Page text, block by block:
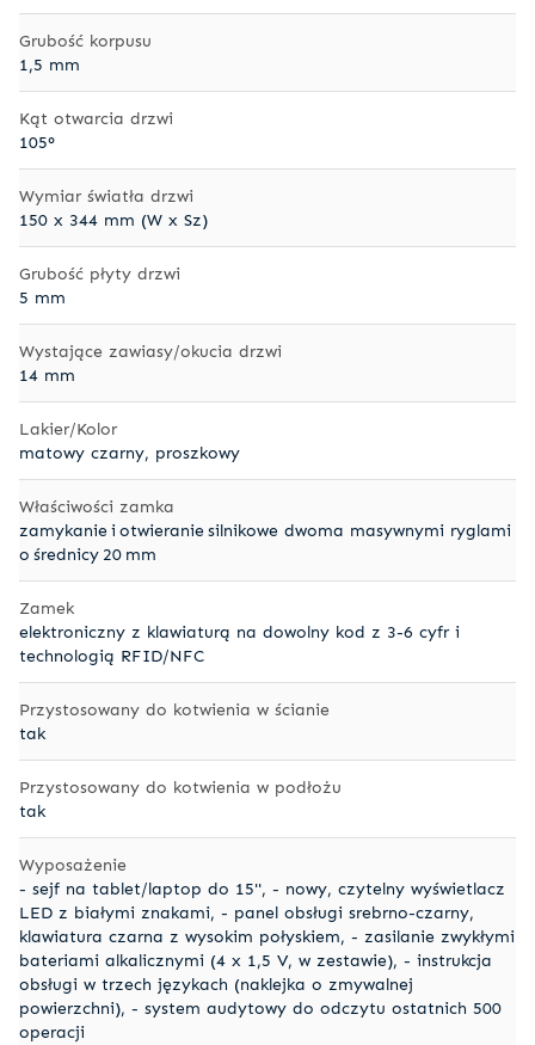
Grubość korpusu
1,5 mm
Kąt otwarcia drzwi
105°
Wymiar światła drzwi
150 x 344 mm (W x Sz)
Grubość płyty drzwi
5 mm
Wystające zawiasy/okucia drzwi
14 mm
Lakier/Kolor
matowy czarny, proszkowy
Właściwości zamka
zamykanie i otwieranie silnikowe dwoma masywnymi ryglami
o średnicy 20 mm
Zamek
elektroniczny z klawiaturą na dowolny kod z 3-6 cyfr i
technologią RFID/NFC
Przystosowany do kotwienia w ścianie
tak
Przystosowany do kotwienia w podłożu
tak
Wyposażenie
- sejf na tablet/laptop do 15'', - nowy, czytelny wyświetlacz
LED z białymi znakami, - panel obsługi srebrno-czarny,
klawiatura czarna z wysokim połyskiem, - zasilanie zwykłymi
bateriami alkalicznymi (4 x 1,5 V, w zestawie), - instrukcja
obsługi w trzech językach (naklejka o zmywalnej
powierzchni), - system audytowy do odczytu ostatnich 500
operacji